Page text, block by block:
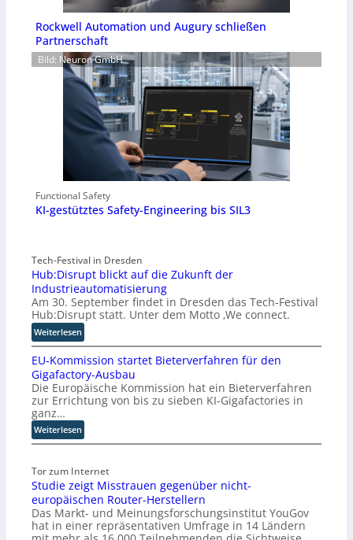
Rockwell Automation und Augury schließen
Partnerschaft
Bild: Neuron GmbH
Functional Safety
KI-gestütztes Safety-Engineering bis SIL3
Tech-Festival in Dresden
Hub:Disrupt blickt auf die Zukunft der
Industrieautomatisierung
Am 30. September findet in Dresden das Tech-Festival
Hub:Disrupt statt. Unter dem Motto ‚We connect.
Weiterlesen:
H
u
b
:
D
s
r
p
t
b
l
i
EU-Kommission startet Bieterverfahren für den
Gigafactory-Ausbau
Die Europäische Kommission hat ein Bieterverfahren
zur Errichtung von bis zu sieben KI-Gigafactories in
ganz…
Weiterlesen:
E
-
K
o
m
m
Tor zum Internet
Studie zeigt Misstrauen gegenüber nicht-
europäischen Router-Herstellern
Das Markt- und Meinungsforschungsinstitut YouGov
hat in einer repräsentativen Umfrage in 14 Ländern